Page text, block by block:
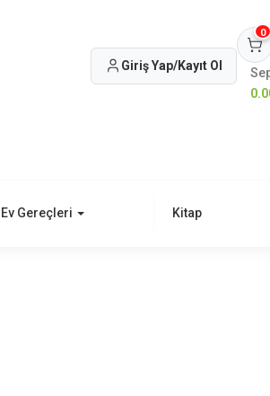
Giriş Yap/Kayıt Ol
0
Ev Gereçleri Kitap